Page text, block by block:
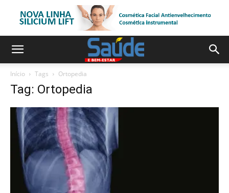
Início Tags Ortopedia
Tag: Ortopedia